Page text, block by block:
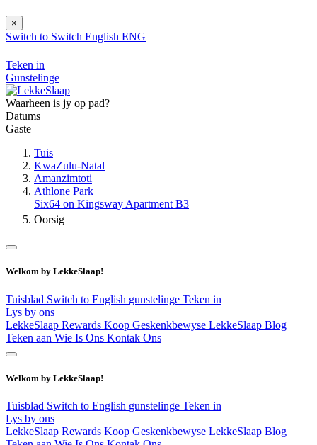
×
Switch to Switch English ENG
Teken in
Gunstelinge
Waarheen is jy op pad?
Datums
Gaste
Tuis
KwaZulu-Natal
Amanzimtoti
Athlone Park
Six64 on Kingsway Apartment B3
Oorsig
Welkom by LekkeSlaap!
Tuisblad Switch to English gunstelinge Teken in
Lys by ons
LekkeSlaap Rewards Koop Geskenkbewyse LekkeSlaap Blog
Teken aan Wie Is Ons Kontak Ons
Welkom by LekkeSlaap!
Tuisblad Switch to English gunstelinge Teken in
Lys by ons
LekkeSlaap Rewards Koop Geskenkbewyse LekkeSlaap Blog